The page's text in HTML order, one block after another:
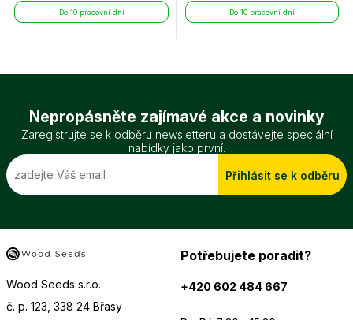
Do 10 pracovní dní Do 10 pracovní dní
Nepropásněte zajímavé akce a novinky
Zaregistrujte se k odběru newsletteru a dostávejte speciální
nabídky jako první.
Přihlásit se k odběru
Wood Seeds s.r.o.
č. p. 123, 338 24 Břasy
Potřebujete poradit?
+420 602 484 667